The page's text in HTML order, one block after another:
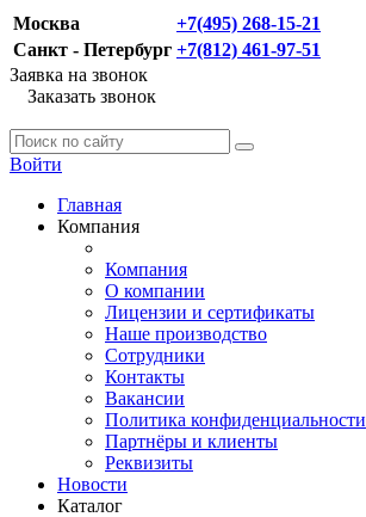
Москва
+7(495) 268-15-21
Санкт - Петербург +7(812) 461-97-51
Заявка на звонок
Заказать звонок
Войти
Главная
Компания
Компания
О компании
Лицензии и сертификаты
Наше производство
Сотрудники
Контакты
Вакансии
Политика конфиденциальности
Партнёры и клиенты
Реквизиты
Новости
Каталог